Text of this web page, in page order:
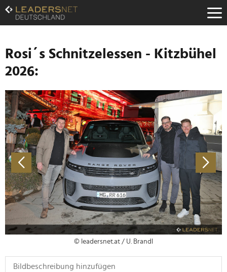
Zum
Inhalt
Zur
Navigation
Zur
Hauptnavigation
Rosi´s Schnitzelessen - Kitzbühel
2026:
© leadersnet.at / U. Brandl